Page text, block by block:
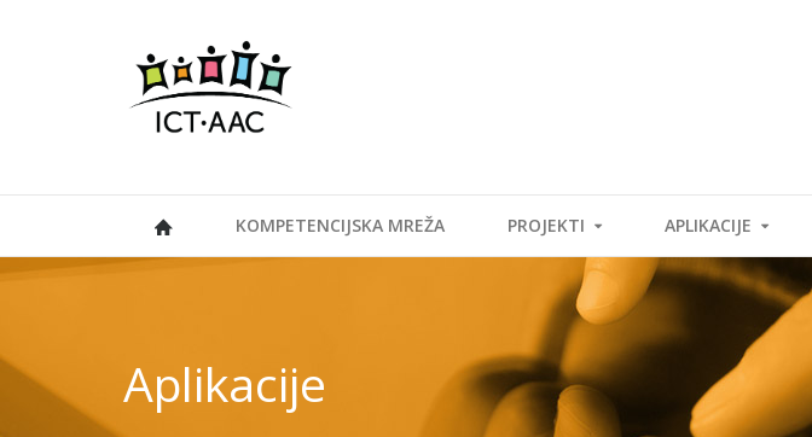
KOMPETENCIJSKA MREŽA PROJEKTI APLIKACIJE
Aplikacije